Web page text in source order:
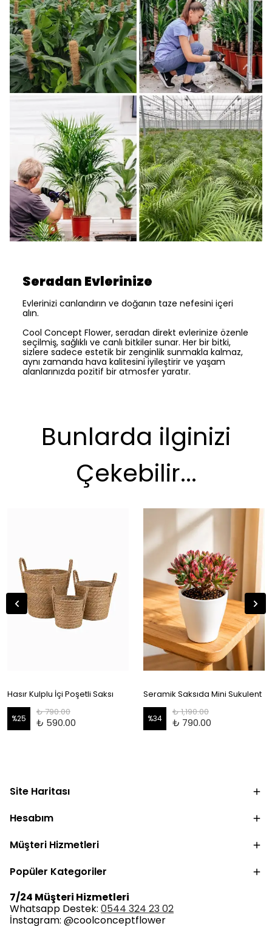
Seradan Evlerinize
Evlerinizi canlandırın ve doğanın taze nefesini içeri
alın.
Cool Concept Flower, seradan direkt evlerinize özenle
seçilmiş, sağlıklı ve canlı bitkiler sunar. Her bir bitki,
sizlere sadece estetik bir zenginlik sunmakla kalmaz,
aynı zamanda hava kalitesini iyileştirir ve yaşam
alanlarınızda pozitif bir atmosfer yaratır.
Bunlarda ilginizi
Çekebilir...
Hasır Kulplu İçi Poşetli Saksı
%25
₺ 790.00
₺ 590.00
Seramik Saksıda Mini Sukulent
%34
₺ 1,190.00
₺ 790.00
Site Haritası
Hesabım
Müşteri Hizmetleri
Popüler Kategoriler
7/24 Müşteri Hizmetleri
Whatsapp Destek: 0544 324 23 02
İnstagram: @coolconceptflower